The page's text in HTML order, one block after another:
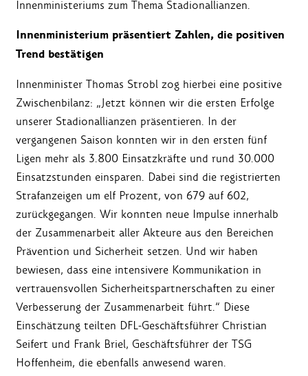
Innenministeriums zum Thema Stadionallianzen.
Innenministerium präsentiert Zahlen, die positiven
Trend bestätigen
Innenminister Thomas Strobl zog hierbei eine positive
Zwischenbilanz: „Jetzt können wir die ersten Erfolge
unserer Stadionallianzen präsentieren. In der
vergangenen Saison konnten wir in den ersten fünf
Ligen mehr als 3.800 Einsatzkräfte und rund 30.000
Einsatzstunden einsparen. Dabei sind die registrierten
Strafanzeigen um elf Prozent, von 679 auf 602,
zurückgegangen. Wir konnten neue Impulse innerhalb
der Zusammenarbeit aller Akteure aus den Bereichen
Prävention und Sicherheit setzen. Und wir haben
bewiesen, dass eine intensivere Kommunikation in
vertrauensvollen Sicherheitspartnerschaften zu einer
Verbesserung der Zusammenarbeit führt.“ Diese
Einschätzung teilten DFL-Geschäftsführer Christian
Seifert und Frank Briel, Geschäftsführer der TSG
Hoffenheim, die ebenfalls anwesend waren.